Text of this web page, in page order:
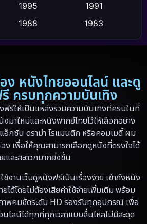
(13)
(5)
รคดี (19)
(10)
(13)
(59)
1995
1991
1988
1983
1971
1962
ง หนังไทยออนไลน์ และดู
ครบทุกความบันเทิง
รีให้เป็นแหล่งรวมความบันเทิงที่ครบในที่
มาใหม่และหนังพากย์ไทยไว้ให้เลือกอย่าง
แอ็กชัน ดราม่า โรแมนติก หรือคอมเมดี้ ผม
ง เพื่อให้คุณสามารถเลือกดูหนังที่ตรงใจได้
และสะดวกมากยิ่งขึ้น
งานเว็บดูหนังฟรีเป็นเรื่องง่าย เข้าถึงหนัง
ได้โดยไม่ต้องเสียค่าใช้จ่ายเพิ่มเติม พร้อม
าพคมชัดระดับ HD รองรับทุกอุปกรณ์ เพื่อ
ไลน์ได้ทุกที่ทุกเวลาแบบลื่นไหลไม่มีสะดุด